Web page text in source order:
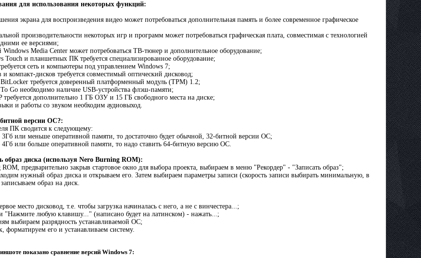
для использования некоторых функций:
экрана для воспроизведения видео может потребоваться дополнительная память и более современное графическое
производительности некоторых игр и программ может потребоваться графическая плата, совместимая с технологией
ее версиями;
Media Center может потребоваться ТВ-тюнер и дополнительное оборудование;
Touch и планшетных ПК требуется специализированное оборудование;
сеть и компьютеры под управлением Windows 7;
компакт-дисков требуется совместимый оптический дисковод;
требуется доверенный платформенный модуль (TPM) 1.2;
Go необходимо наличие USB-устройства флэш-памяти;
дополнительно 1 ГБ ОЗУ и 15 ГБ свободного места на диске;
и работы со звуком необходим аудиовыход.
версии ОС?:
ПК сводится к следующему:
или меньше оперативной памяти, то достаточно будет обычной, 32-битной версии ОС;
или больше оперативной памяти, то надо ставить 64-битную версию ОС.
образ диска (используя Nero Burning ROM):
предварительно закрыв стартовое окно для выбора проекта, выбираем в меню "Рекордер" - "Записать образ";
нужный образ диска и открываем его. Затем выбираем параметры записи (скорость записи выбирать минимальную, в
образ на диск.
место дисковод, т.е. чтобы загрузка начиналась с него, а не с винчестера...;
"Нажмите любую клавишу..." (написано будет на латинском) - нажать...;
выбираем разрядность устанавливаемой ОС;
форматируем его и устанавливаем систему.
показано сравнение версий Windows 7: